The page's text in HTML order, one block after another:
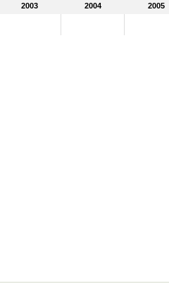
2003 2004 2005